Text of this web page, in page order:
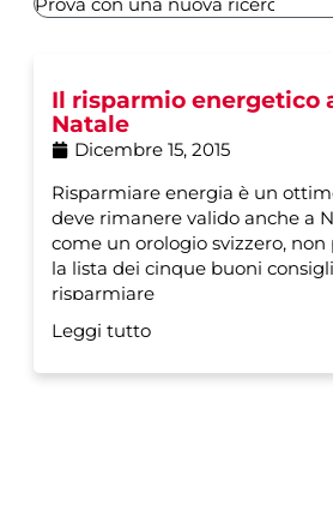
Il risparmio energetico
Natale
Dicembre 15, 2015
Risparmiare energia è un
deve rimanere valido anche a
come un orologio svizzero,
la lista dei cinque buoni
risparmiare
Leggi tutto